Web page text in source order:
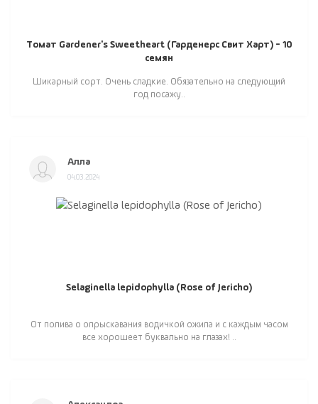
Томат Gardener's Sweetheart (Гарденерс Свит Харт) - 10
семян
Шикарный сорт. Очень сладкие. Обязательно на следующий
год посажу..
Алла
04.03.2024
Selaginella lepidophylla (Rose of Jericho)
От полива о опрыскавания водичкой ожила и с каждым часом
все хорошеет буквально на глазах! ..